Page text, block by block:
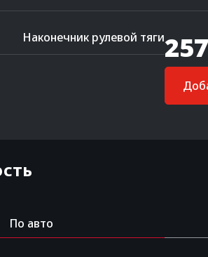
Наконечник рулевой тяги
По авто